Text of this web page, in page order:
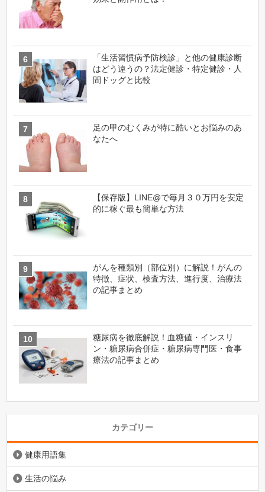
「生活習慣病予防検診」と他の健康診断
はどう違うの？法定健診・特定健診・人
間ドッグと比較
足の甲のむくみが特に酷いとお悩みのあ
なたへ
【保存版】LINE@で毎月３０万円を安定
的に稼ぐ最も簡単な方法
がんを種類別（部位別）に解説！がんの
特徴、症状、検査方法、進行度、治療法
の記事まとめ
糖尿病を徹底解説！血糖値・インスリ
ン・糖尿病合併症・糖尿病専門医・食事
療法の記事まとめ
カテゴリー
健康用語集
生活の悩み